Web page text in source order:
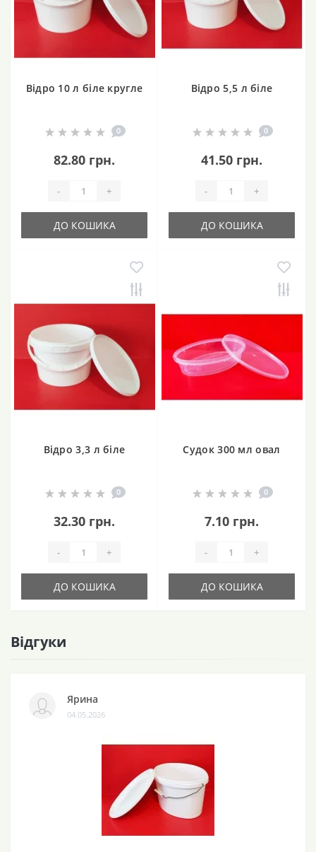
Відро 10 л біле кругле
0
82.80 грн.
- +
ДО КОШИКА
Відро 5,5 л біле
0
41.50 грн.
- +
ДО КОШИКА
Відро 3,3 л біле
0
32.30 грн.
- +
ДО КОШИКА
Судок 300 мл овал
0
7.10 грн.
- +
ДО КОШИКА
Відгуки
Ярина
04.05.2026